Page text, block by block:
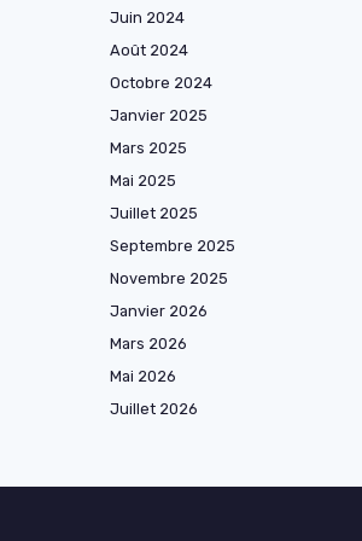
Juin 2024
Août 2024
Octobre 2024
Janvier 2025
Mars 2025
Mai 2025
Juillet 2025
Septembre 2025
Novembre 2025
Janvier 2026
Mars 2026
Mai 2026
Juillet 2026